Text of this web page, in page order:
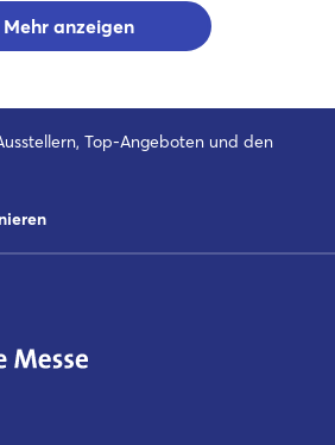
Mehr anzeigen
Top-Angeboten und den